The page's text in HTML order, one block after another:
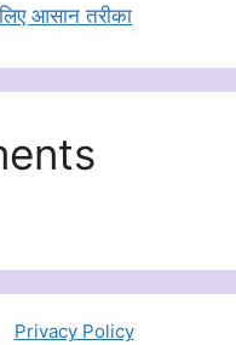
आसान तरीका
Privacy Policy